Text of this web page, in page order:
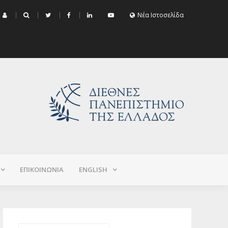
Εξεταστικής Σεπτεμβρίου 2026 (Χειμερινό+Εαρινό 2025-2026)
Νέα Ιστοσελίδα
ΕΠΙΚΟΙΝΩΝΙΑ ΕNGLISH